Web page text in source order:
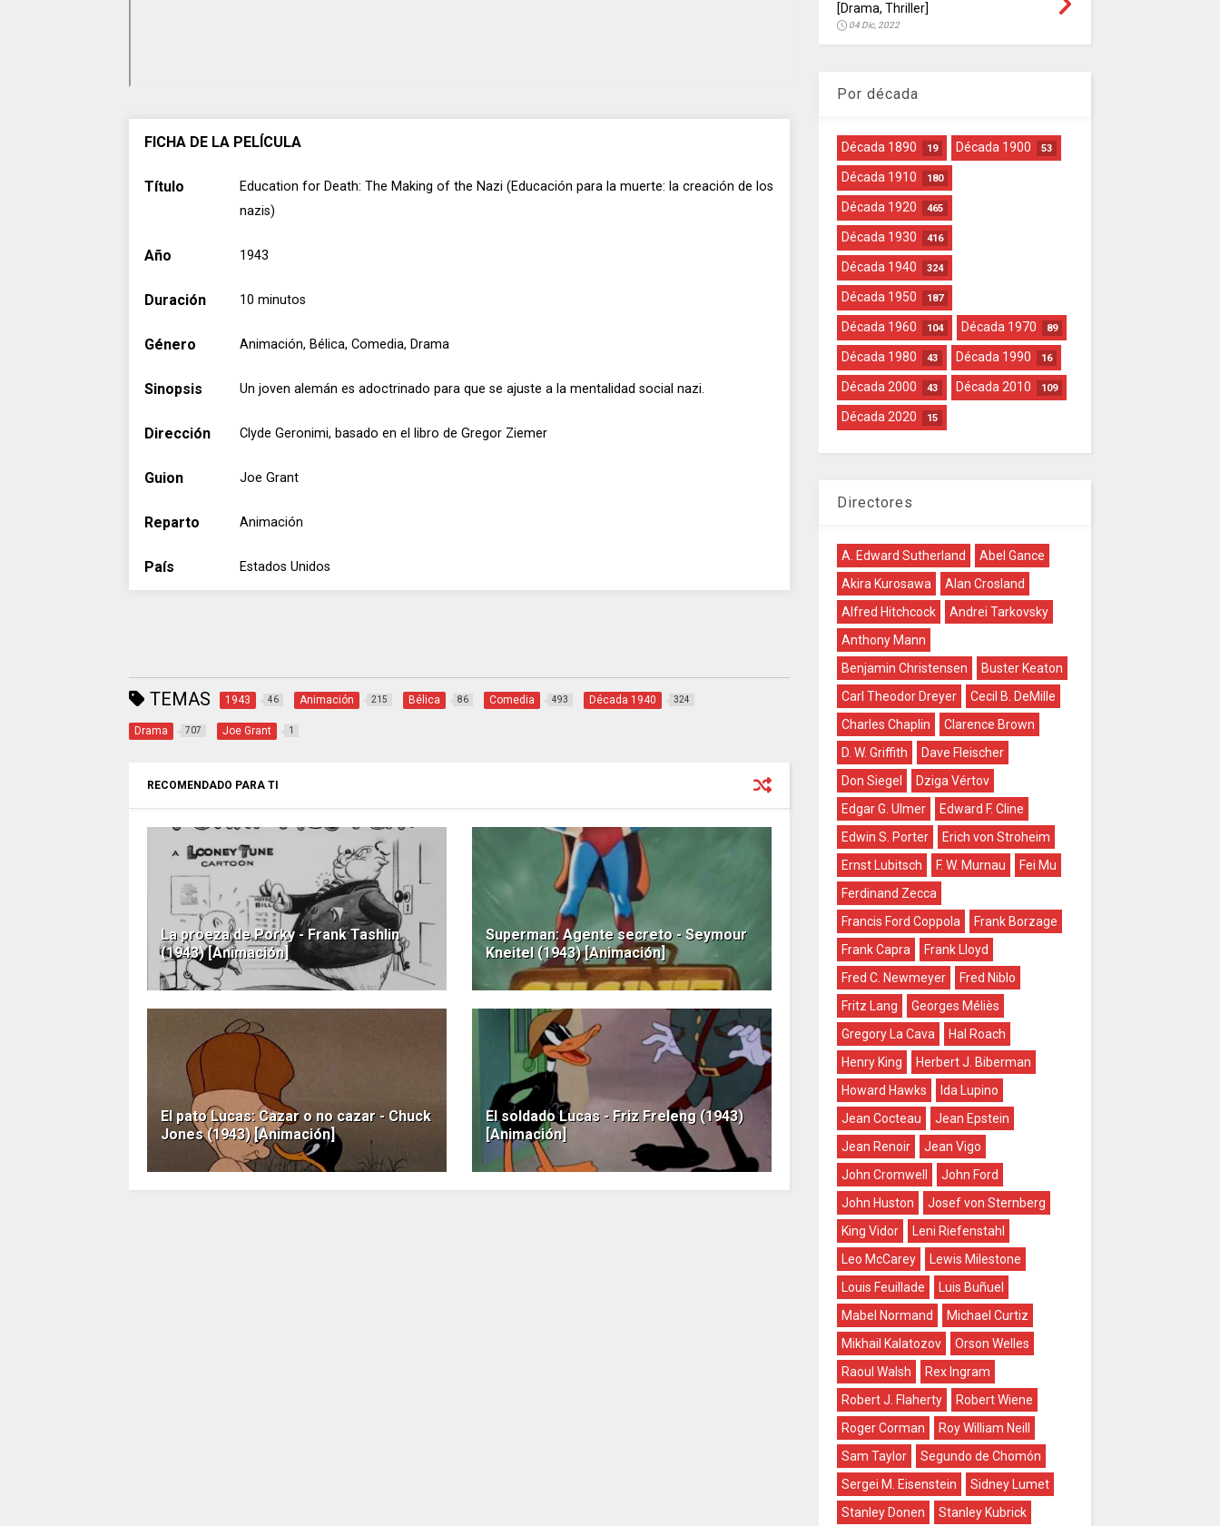
FICHA DE LA PELÍCULA
Título
Education for Death: The Making of the Nazi (Educación para la muerte: la creación de los
nazis)
Año 1943
Duración 10 minutos
Género Animación, Bélica, Comedia, Drama
Sinopsis Un joven alemán es adoctrinado para que se ajuste a la mentalidad social nazi.
Dirección Clyde Geronimi, basado en el libro de Gregor Ziemer
Guion Joe Grant
Reparto Animación
País Estados Unidos
TEMAS 1943 46 Animación 215 Bélica 86 Comedia 493 Década 1940 324
Drama 707 Joe Grant 1
RECOMENDADO PARA TI
La proeza de Porky - Frank Tashlin
(1943) [Animación]
Superman: Agente secreto - Seymour
Kneitel (1943) [Animación]
El pato Lucas: Cazar o no cazar - Chuck
Jones (1943) [Animación]
El soldado Lucas - Friz Freleng (1943)
[Animación]
[Drama, Thriller]
04 Dic, 2022
Por década
Década 1890 19 Década 1900 53
Década 1910 180
Década 1920 465
Década 1930 416
Década 1940 324
Década 1950 187
Década 1960 104 Década 1970 89
Década 1980 43 Década 1990 16
Década 2000 43 Década 2010 109
Década 2020 15
Directores
A. Edward Sutherland
Abel Gance
Akira Kurosawa
Alan Crosland
Alfred Hitchcock
Andrei Tarkovsky
Anthony Mann
Benjamin Christensen
Buster Keaton
Carl Theodor Dreyer
Cecil B. DeMille
Charles Chaplin
Clarence Brown
D. W. Griffith
Dave Fleischer
Don Siegel
Dziga Vértov
Edgar G. Ulmer
Edward F. Cline
Edwin S. Porter
Erich von Stroheim
Ernst Lubitsch
F. W. Murnau
Fei Mu
Ferdinand Zecca
Francis Ford Coppola
Frank Borzage
Frank Capra
Frank Lloyd
Fred C. Newmeyer
Fred Niblo
Fritz Lang
Georges Méliès
Gregory La Cava
Hal Roach
Henry King
Herbert J. Biberman
Howard Hawks
Ida Lupino
Jean Cocteau
Jean Epstein
Jean Renoir
Jean Vigo
John Cromwell
John Ford
John Huston
Josef von Sternberg
King Vidor
Leni Riefenstahl
Leo McCarey
Lewis Milestone
Louis Feuillade
Luis Buñuel
Mabel Normand
Michael Curtiz
Mikhail Kalatozov
Orson Welles
Raoul Walsh
Rex Ingram
Robert J. Flaherty
Robert Wiene
Roger Corman
Roy William Neill
Sam Taylor
Segundo de Chomón
Sergei M. Eisenstein
Sidney Lumet
Stanley Donen
Stanley Kubrick